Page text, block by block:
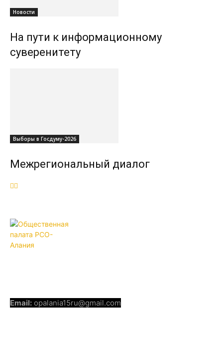
Новости
На пути к информационному
суверенитету
Выборы в Госдуму-2026
Межрегиональный диалог
Email: opalania15ru@gmail.com